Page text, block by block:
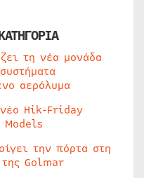
τη νέα μονάδα
αερόλυμα
Hik-Friday
την πόρτα στη
Golmar